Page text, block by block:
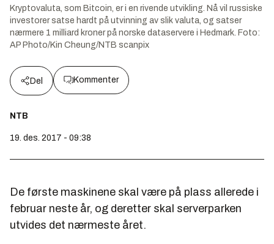
Kryptovaluta, som Bitcoin, er i en rivende utvikling. Nå vil russiske
investorer satse hardt på utvinning av slik valuta, og satser
nærmere 1 milliard kroner på norske dataservere i Hedmark. Foto:
AP Photo/Kin Cheung/NTB scanpix
Del Kommenter
NTB
19. des. 2017 - 09:38
De første maskinene skal være på plass allerede i
februar neste år, og deretter skal serverparken
utvides det nærmeste året.